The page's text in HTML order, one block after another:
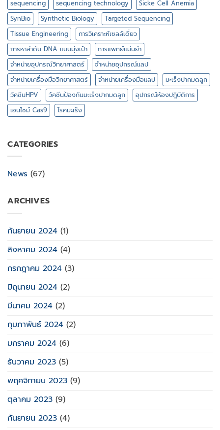
sequencing sequencing technology
Sicke Cell Anemia
SynBio
Synthetic Biology
Targeted Sequencing
Tissue Engineering
การวิเคราะห์เซลล์เดี่ยว
การหาลำดับ DNA แบบมุ่งเป้า
การแพทย์แม่นยำ
จำหน่ายอุปกรณ์วิทยาศาสตร์
จำหน่ายอุปกรณ์แลป
จำหน่ายเครื่องมือวิทยาศาสตร์
จำหน่ายเครื่องมือแลป
มะเร็งปากมดลูก
วัคซีนHPV
วัคซีนป้องกันมะเร็งปากมดลูก
อุปกรณ์ห้องปฎิบัติการ
เอนไซม์ Cas9
โรคมะเร็ง
CATEGORIES
News (67)
ARCHIVES
กันยายน 2024 (1)
สิงหาคม 2024 (4)
กรกฎาคม 2024 (3)
มิถุนายน 2024 (2)
มีนาคม 2024 (2)
กุมภาพันธ์ 2024 (2)
มกราคม 2024 (6)
ธันวาคม 2023 (5)
พฤศจิกายน 2023 (9)
ตุลาคม 2023 (9)
กันยายน 2023 (4)